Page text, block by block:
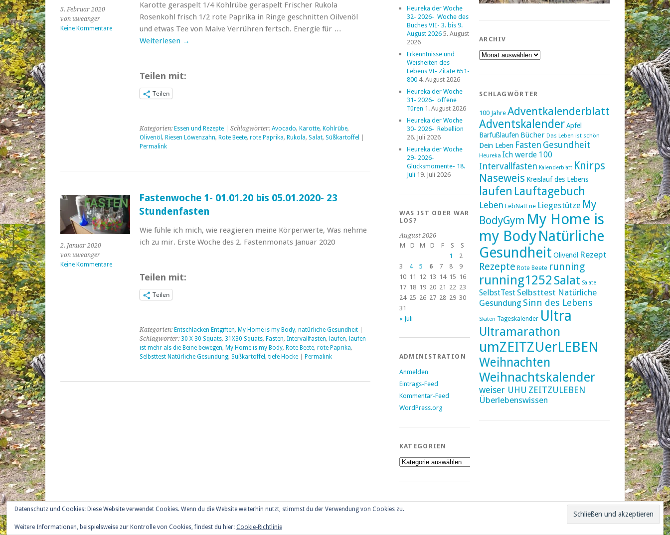
5. Februar 2020
von uweanger
Keine Kommentare
Karotte geraspelt 1/4 Kohlrübe geraspelt Frischer Rukola
Rosenkohl frisch 1/2 rote Paprika in Ringe geschnitten Oilvenöl
und etwas Tee von Malve Verrühren fertsch. Energie für …
Weiterlesen →
Teilen mit:
Teilen
Kategorien: Essen und Rezepte| Schlagwörter: Avocado, Karotte, Kohlrübe,
Olivenöl , Riesen Löwenzahn, Rote Beete, rote Paprika, Rukola, Salat, Süßkartoffel
Permalink
2. Januar 2020
von uweanger
Keine Kommentare
Fastenwoche 1- 01.01.20 bis 05.01.2020- 23
Stundenfasten
Wie fühle ich mich, wie reagieren meine Körperwerte, Was nehme
ich zu mir. Erste Woche des 2. Fastenmonats Januar 2020
Teilen mit:
Teilen
Kategorien: Entschlacken Entgiften, My Home is my Body, natürliche Gesundheit|
Schlagwörter: 30 X 30 Squats, 31X30 Squats, Fasten, Intervallfasten, laufen, laufen
ist mehr als die Beine bewegen, My Home is my Body, Rote Beete, rote Paprika,
Selbsttest Natürliche Gesundung, Süßkartoffel , tiefe Hocke| Permalink
Heureka der Woche
32- 2026- Woche des
Buches VII- 3. bis 9.
August 2026 5. August
2026
Erkenntnisse und
Weisheiten des
Lebens VI- Zitate 651-
800 4. August 2026
Heureka der Woche
31- 2026- offene
Türen 1. August 2026
Heureka der Woche
30- 2026- Rebellion
26. Juli 2026
Heureka der Woche
29- 2026-
Glücksmomente- 18.
Juli 19. Juli 2026
WAS IST ODER WAR
LOS?
August 2026
M
D M D F S
S
1
2
3
4 5 6 7 8
9
10 11 12 13 14 15 16
17 18 19 20 21 22 23
24 25 26 27 28 29 30
31
« Juli
ADMINISTRATION
Anmelden
Eintrags-Feed
Kommentar-Feed
WordPress.org
KATEGORIEN
Kategorien
ARCHIV
Archiv
SCHLAGWÖRTER
100 Jahre Adventkalenderblatt
AdventskalenderApfel
Barfußlaufen Bücher Das Leben ist schön
Dein Leben Fasten Gesundheit
Heureka Ich werde 100
Intervallfasten Kalenderblatt Knirps
Naseweis Kreislauf des Lebens
laufen Lauftagebuch
Leben LebNatEne Liegestütze My
BodyGym My Home is
my Body Natürliche
Gesundheit Olivenöl Rezept
Rezepte Rote Beete running
running1252 Salat Salate
SelbstTest Selbsttest Natürliche
Gesundung Sinn des Lebens
Skaten Tageskalender Ultra
Ultramarathon
umZEITZUerLEBEN
Weihnachten
Weihnachtskalender
weiser UHU ZEITZULEBEN
Überlebenswissen
Datenschutz und Cookies: Diese Website verwendet Cookies. Wenn du die Website weiterhin nutzt, stimmst du der Verwendung von Cookies zu.
Weitere Informationen, beispielsweise zur Kontrolle von Cookies, findest du hier: Cookie-Richtlinie